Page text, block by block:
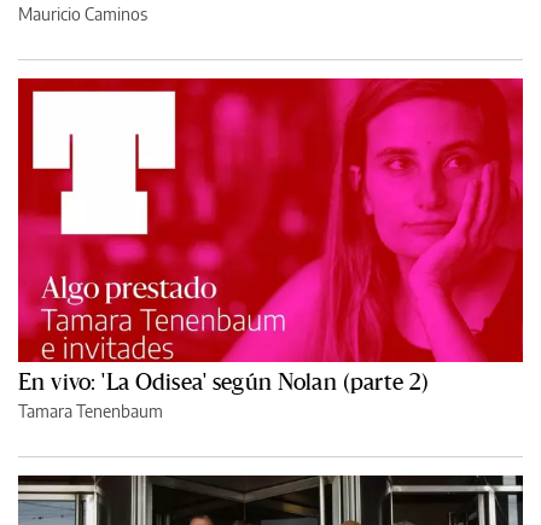
Mauricio Caminos
En vivo: 'La Odisea' según Nolan (parte 2)
Tamara Tenenbaum